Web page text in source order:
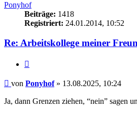
Ponyhof
Beiträge: 1418
Registriert: 24.01.2014, 10:52
Re: Arbeitskollege meiner
Beitrag
von Ponyhof» 13.08.2025, 10:24
Ja, dann Grenzen ziehen, “nein” sagen